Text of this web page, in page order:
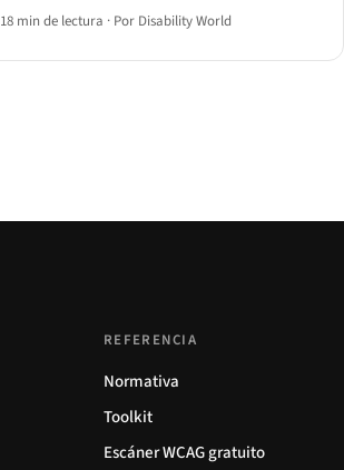
18 min de lectura · Por Disability World
REFERENCIA
Normativa
Toolkit
Escáner WCAG gratuito